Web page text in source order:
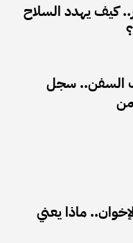
كيف يهدد السلاح
السفن.. سجل
ماذا يعني